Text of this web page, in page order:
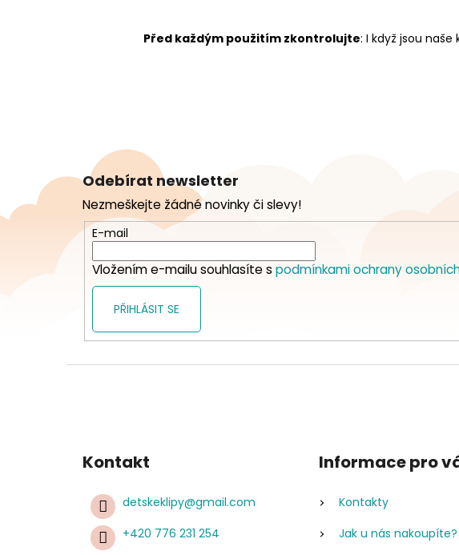
Před každým použitím zkontrolujte: I když jsou
a
Odebírat newsletter
Nezmeškejte žádné novinky či slevy!
E-mail
Vložením e-mailu souhlasíte s podmínkami ochrany
PŘIHLÁSIT SE
Kontakt
detskeklipy@gmail.com
+420 776 231 254
Informace pro
Kontakty
Jak u nás nakoupíte?